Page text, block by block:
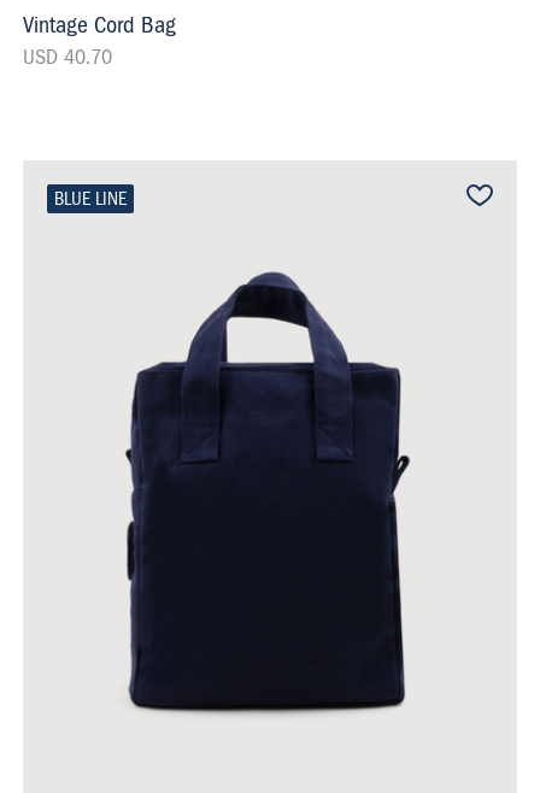
Vintage Cord Bag
USD 40.70
BLUE LINE